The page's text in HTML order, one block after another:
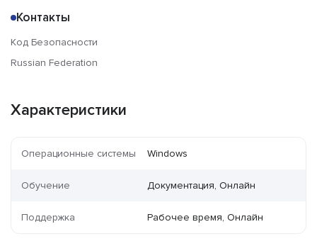
Контакты
Код Безопасности
Russian Federation
Характеристики
Операционные системы Windows
Обучение Документация, Онлайн
Поддержка Рабочее время, Онлайн